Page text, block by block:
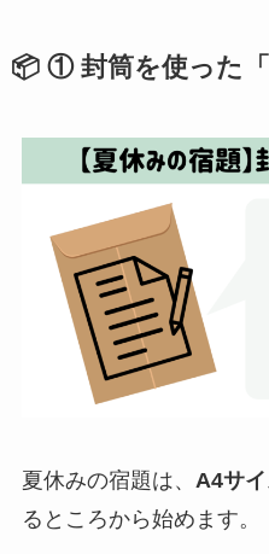
📦 ① 封筒を使った
夏休みの宿題は、 A4サ
るところから始めます。